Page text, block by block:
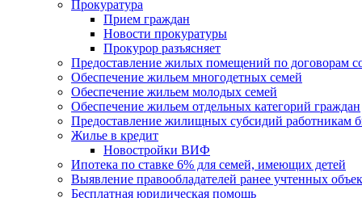
Прокуратура
Прием граждан
Новости прокуратуры
Прокурор разъясняет
Предоставление жилых помещений по договорам
Обеспечение жильем многодетных семей
Обеспечение жильем молодых семей
Обеспечение жильем отдельных категорий граждан
Предоставление жилищных субсидий работникам
Жилье в кредит
Новостройки ВИФ
Ипотека по ставке 6% для семей, имеющих детей
Выявление правообладателей ранее учтенных
Бесплатная юридическая помощь